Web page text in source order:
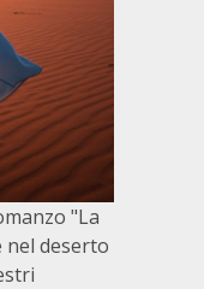
"La
nel deserto